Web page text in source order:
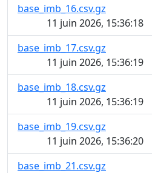
base_imb_16.csv.gz
11 juin 2026, 15:36:18
base_imb_17.csv.gz
11 juin 2026, 15:36:19
base_imb_18.csv.gz
11 juin 2026, 15:36:19
base_imb_19.csv.gz
11 juin 2026, 15:36:20
base_imb_21.csv.gz